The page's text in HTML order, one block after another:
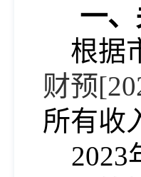
一
根据
财预
所有收
2023